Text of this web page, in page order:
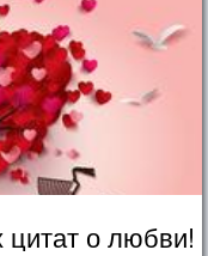
о любви!